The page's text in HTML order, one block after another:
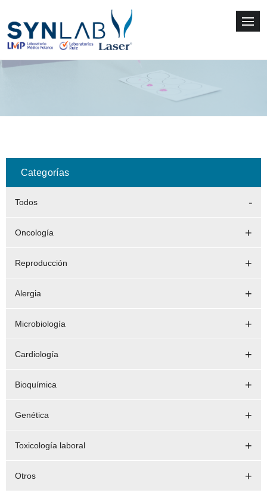
Categorías
Todos
Oncología
Reproducción
Alergia
Microbiología
Cardiología
Bioquímica
Genética
Toxicología laboral
Otros